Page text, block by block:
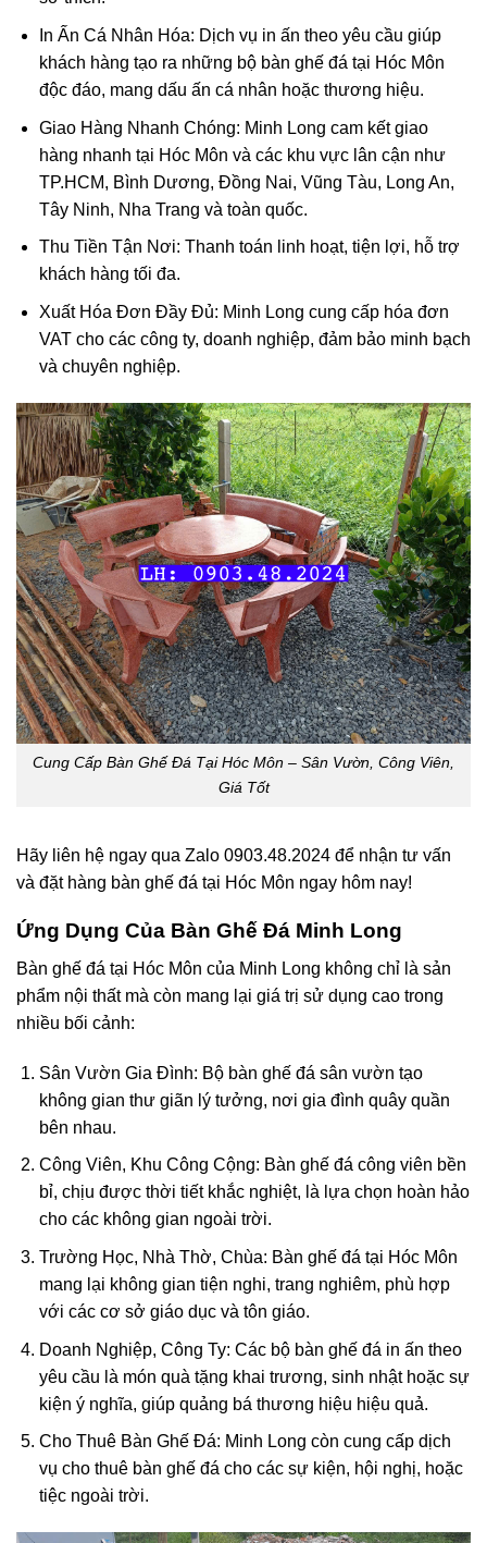
In Ấn Cá Nhân Hóa: Dịch vụ in ấn theo yêu cầu giúp
khách hàng tạo ra những bộ bàn ghế đá tại Hóc Môn
độc đáo, mang dấu ấn cá nhân hoặc thương hiệu.
Giao Hàng Nhanh Chóng: Minh Long cam kết giao
hàng nhanh tại Hóc Môn và các khu vực lân cận như
TP.HCM, Bình Dương, Đồng Nai, Vũng Tàu, Long An,
Tây Ninh, Nha Trang và toàn quốc.
Thu Tiền Tận Nơi: Thanh toán linh hoạt, tiện lợi, hỗ trợ
khách hàng tối đa.
Xuất Hóa Đơn Đầy Đủ: Minh Long cung cấp hóa đơn
VAT cho các công ty, doanh nghiệp, đảm bảo minh bạch
và chuyên nghiệp.
Cung Cấp Bàn Ghế Đá Tại Hóc Môn – Sân Vườn, Công Viên,
Giá Tốt
Hãy liên hệ ngay qua Zalo 0903.48.2024 để nhận tư vấn
và đặt hàng bàn ghế đá tại Hóc Môn ngay hôm nay!
Ứng Dụng Của Bàn Ghế Đá Minh Long
Bàn ghế đá tại Hóc Môn của Minh Long không chỉ là sản
phẩm nội thất mà còn mang lại giá trị sử dụng cao trong
nhiều bối cảnh:
Sân Vườn Gia Đình: Bộ bàn ghế đá sân vườn tạo
không gian thư giãn lý tưởng, nơi gia đình quây quần
bên nhau.
Công Viên, Khu Công Cộng: Bàn ghế đá công viên bền
bỉ, chịu được thời tiết khắc nghiệt, là lựa chọn hoàn hảo
cho các không gian ngoài trời.
Trường Học, Nhà Thờ, Chùa: Bàn ghế đá tại Hóc Môn
mang lại không gian tiện nghi, trang nghiêm, phù hợp
với các cơ sở giáo dục và tôn giáo.
Doanh Nghiệp, Công Ty: Các bộ bàn ghế đá in ấn theo
yêu cầu là món quà tặng khai trương, sinh nhật hoặc sự
kiện ý nghĩa, giúp quảng bá thương hiệu hiệu quả.
Cho Thuê Bàn Ghế Đá: Minh Long còn cung cấp dịch
vụ cho thuê bàn ghế đá cho các sự kiện, hội nghị, hoặc
tiệc ngoài trời.